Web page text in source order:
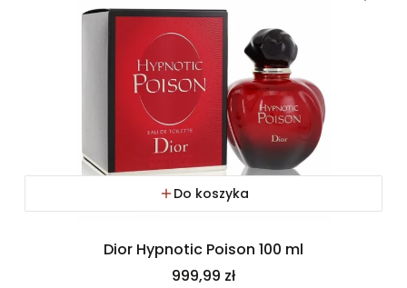
Do koszyka
Dior Hypnotic Poison 100 ml
Cena
999,99 zł